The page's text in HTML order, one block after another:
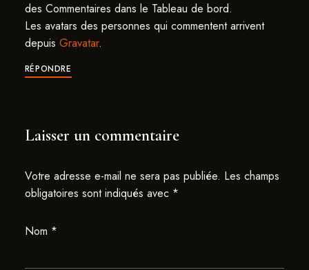
des Commentaires dans le Tableau de bord.
Les avatars des personnes qui commentent arrivent
depuis Gravatar.
RÉPONDRE
Laisser un commentaire
Votre adresse e-mail ne sera pas publiée. Les champs
obligatoires sont indiqués avec *
Nom *